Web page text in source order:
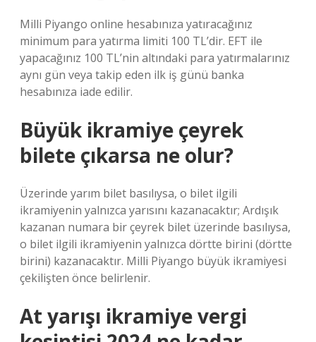
Milli Piyango online hesabınıza yatıracağınız
minimum para yatırma limiti 100 TL’dir. EFT ile
yapacağınız 100 TL’nin altındaki para yatırmalarınız
aynı gün veya takip eden ilk iş günü banka
hesabınıza iade edilir.
Büyük ikramiye çeyrek
bilete çıkarsa ne olur?
Üzerinde yarım bilet basılıysa, o bilet ilgili
ikramiyenin yalnızca yarısını kazanacaktır; Ardışık
kazanan numara bir çeyrek bilet üzerinde basılıysa,
o bilet ilgili ikramiyenin yalnızca dörtte birini (dörtte
birini) kazanacaktır. Milli Piyango büyük ikramiyesi
çekilişten önce belirlenir.
At yarışı ikramiye vergi